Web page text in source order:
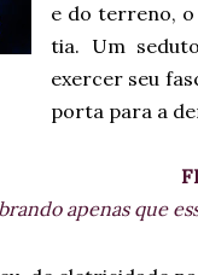
e do terreno,
tia. Um
exercer seu
porta para a
apenas que